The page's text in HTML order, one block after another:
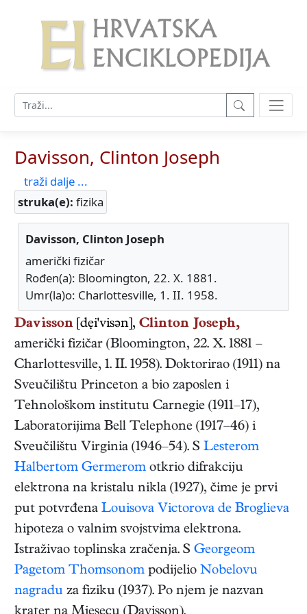
Davisson, Clinton Joseph
traži dalje ...
struka(e): fizika
Davisson, Clinton Joseph
američki fizičar
Rođen(a): Bloomington, 22. X. 1881.
Umr(la)o: Charlottesville, 1. II. 1958.
Davisson [dẹi'visən], Clinton Joseph,
američki fizičar (Bloomington, 22. X. 1881 –
Charlottesville, 1. II. 1958). Doktorirao (1911) na
Sveučilištu Princeton a bio zaposlen i
Tehnološkom institutu Carnegie (1911–17),
Laboratorijima Bell Telephone (1917–46) i
Sveučilištu Virginia (1946–54). S Lesterom
Halbertom Germerom otkrio difrakciju
elektrona na kristalu nikla (1927), čime je prvi
put potvrđena Louisova Victorova de Broglieva
hipoteza o valnim svojstvima elektrona.
Istraživao toplinska zračenja. S Georgeom
Pagetom Thomsonom podijelio Nobelovu
nagradu za fiziku (1937). Po njem je nazvan